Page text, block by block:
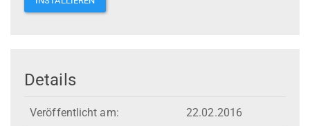
Details
Veröffentlicht am: 22.02.2016